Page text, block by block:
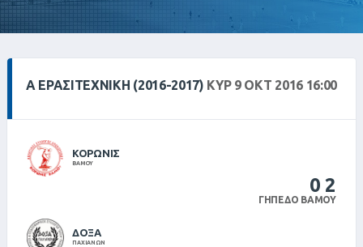
Α ΕΡΑΣΙΤΕΧΝΙΚΗ (2016-2017) ΚΥΡ 9 ΟΚΤ 2016 16:00
ΚΟΡΩΝΙΣ
ΒΑΜΟΥ
02
ΓΉΠΕΔΟ ΒΆΜΟΥ
ΔΟΞΑ
ΠΑΧΙΑΝΩΝ